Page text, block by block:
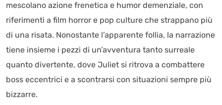
mescolano azione frenetica e humor demenziale, con
riferimenti a film horror e pop culture che strappano più
di una risata. Nonostante l’apparente follia, la narrazione
tiene insieme i pezzi di un’avventura tanto surreale
quanto divertente, dove Juliet si ritrova a combattere
boss eccentrici e a scontrarsi con situazioni sempre più
bizzarre.